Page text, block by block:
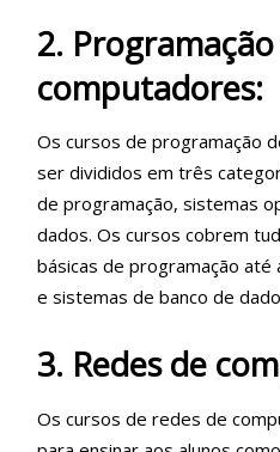
2.
computadores:
Os cursos de programação
ser divididos em três
de programação, sistemas
dados. Os cursos cobrem
básicas de programação até
e sistemas de banco de
3. Redes de
Os cursos de redes de